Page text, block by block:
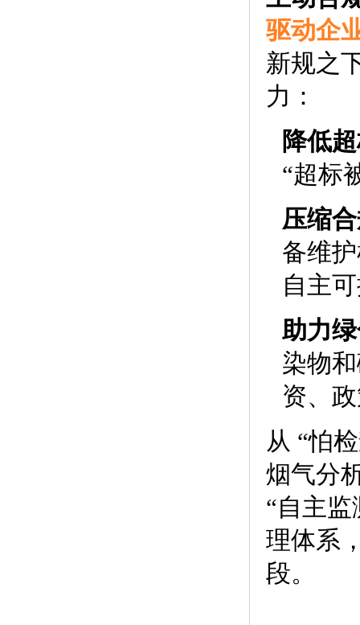
驱动企
新规之
力：
降低
“超标
压缩
备维
自主
助力
染物
资、
从 “怕
烟气分
“自主
理体系
段。